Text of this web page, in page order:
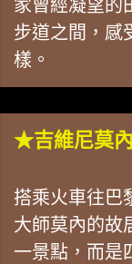
家曾經凝望的
步道之間，感
樣。
★吉維尼莫
搭乘火車往巴
大師莫內的故
一景點，而是